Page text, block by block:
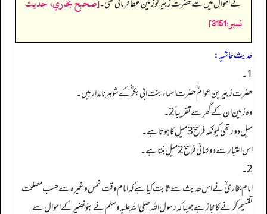
کے اموال میں سے حضرت زبیر ؓ کو زمین عطا فرمائی تھی۔
نمبر:3151]
حدیث حاشیہ:
1۔
حضرت زبیر بن عوام ؓ حضرت اسماء بنت ابی بکر ؓ کے شوہر نامدار ہیں۔
وہ زمین ان کے گھر سے تقریباً2۔
میل دور تھی کیونکہ فرسخ3میل کا ہوتا ہے۔
اس اعتبار سے دو تہائی فرسخ 2میل بنتا ہے۔
2۔
امام بخاری ؒنے اس حدیث سے ثابت کیا ہے کہ امام وقت خمس وغیرہ سے حسب مصلحت
تقسیم کرنے کا مجاز ہے جیسا کہ رسول اللہ صلی اللہ علیہ وسلم نے بنو نضیر کے اموال سے